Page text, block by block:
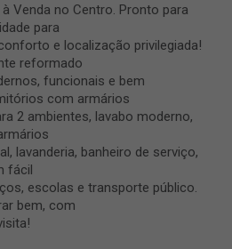
Venda no Centro. Pronto para
para
e localização privilegiada!
reformado
funcionais e bem
com armários
2 ambientes, lavabo moderno,
lavanderia, banheiro de serviço,
fácil
escolas e transporte público.
bem, com